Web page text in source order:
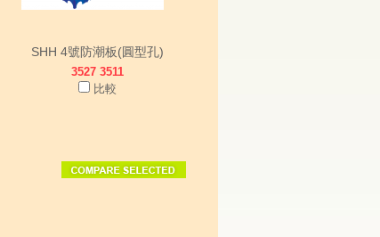
SHH 4號防潮板(圓型孔)
3527 3511
比較